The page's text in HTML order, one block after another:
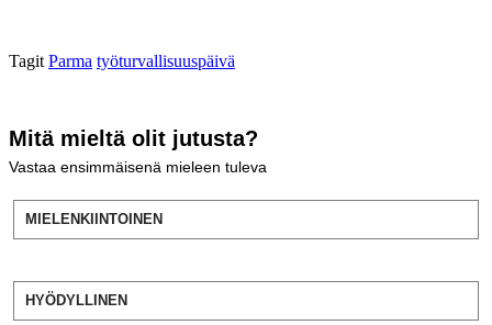
Tagit Parma työturvallisuuspäivä
Mitä mieltä olit jutusta?
Vastaa ensimmäisenä mieleen tuleva
MIELENKIINTOINEN
HYÖDYLLINEN